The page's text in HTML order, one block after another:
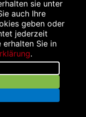
Vorrat reicht. Für Druck-
und fragen
sie unter
auch Ihre
geben oder
jederzeit
erhalten Sie in
.